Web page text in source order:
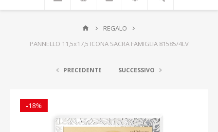
REGALO
PANNELLO 11,5x17,5 ICONA SACRA FAMIGLIA 81585/4LV
PRECEDENTE SUCCESSIVO
-18%